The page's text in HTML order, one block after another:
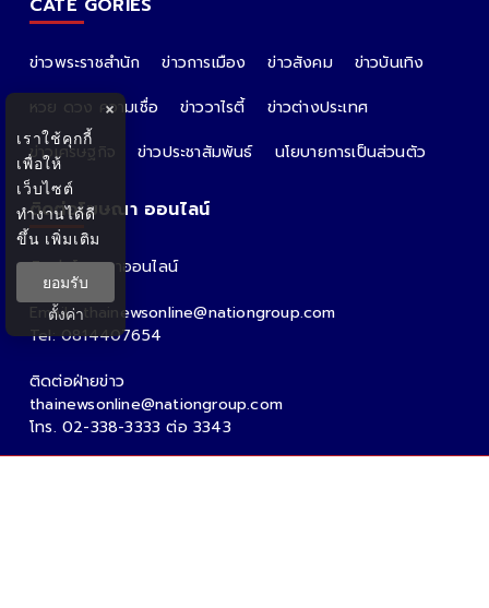
ข่าวพระราชสำนัก ข่าวการเมือง ข่าวสังคม
ข่าวบันเทิง
หวย ดวง ความเชื่อ
ข่าววาไรตี้
ข่าวต่างประเทศ
ข่าวเศรษฐกิจ
ข่าวประชาสัมพันธ์ นโยบายการเป็นส่วนตัว
ติดต่อโฆษณา ออนไลน์
ติดต่อโฆษณาออนไลน์
คุณอ้อ
Email : thainewsonline@nationgroup.com
Tel: 0814407654
ติดต่อฝ่ายข่าว
thainewsonline@nationgroup.com
โทร. 02-338-3333 ต่อ 3343
×
เราใช้คุกกี้
เพื่อให้
เว็บไซต์
ทำงานได้ดี
ขึ้น เพิ่มเติม
ยอมรับ
ตั้งค่า